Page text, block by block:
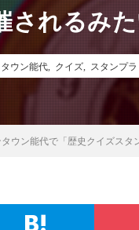
れるみた
ウン能代 クイズ スタンプラ
ウン能代で「歴史クイズスタ